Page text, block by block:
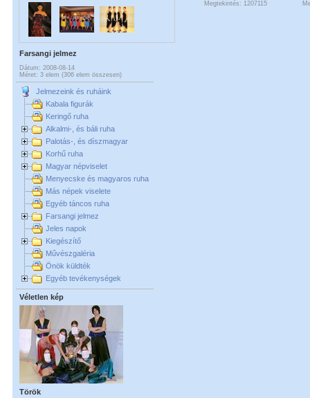
Farsangi jelmez
Dátum: 2008-08-14
Méret: 3 elem (306 elem összesen)
Jelmezeink és ruháink
Kabala figurák
Keringő ruha
Alkalmi-, és báli ruha
Palotás-, és díszmagyar
Korhű ruha
Magyar népviselet
Menyecske és magyaros ruha
Más népek viselete
Egyéb táncos ruha
Farsangi jelmez
Jeles napok
Kiegészítő
Művészgaléria
Önök küldték
Egyéb tevékenységek
Véletlen kép
Török
Megtekintés: 1207115